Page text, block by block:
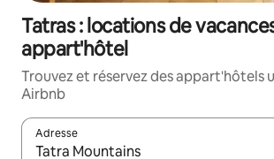
Tatras : locations de
appart'hôtel
Trouvez et réservez des appart'hôtels
Airbnb
Adresse
Lorsque les résultats s'affichent, utilisez